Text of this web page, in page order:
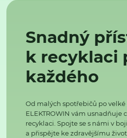
Snadný
k recyklaci
každého
Od malých spotřebičů po
ELEKTROWIN vám usnadňuje
recyklaci. Spojte se s námi v
a přispějte ke zdravějšímu